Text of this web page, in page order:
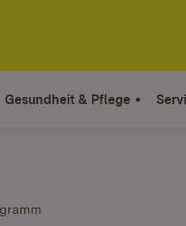
Gesundheit & Pflege